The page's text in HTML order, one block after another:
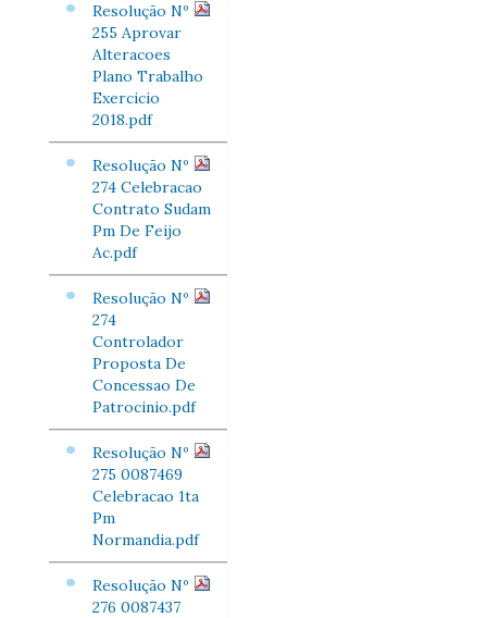
Resolução Nº
255 Aprovar
Alteracoes
Plano Trabalho
Exercicio
2018.pdf
Resolução Nº
274 Celebracao
Contrato Sudam
Pm De Feijo
Ac.pdf
Resolução Nº
274
Controlador
Proposta De
Concessao De
Patrocinio.pdf
Resolução Nº
275 0087469
Celebracao 1ta
Pm
Normandia.pdf
Resolução Nº
276 0087437